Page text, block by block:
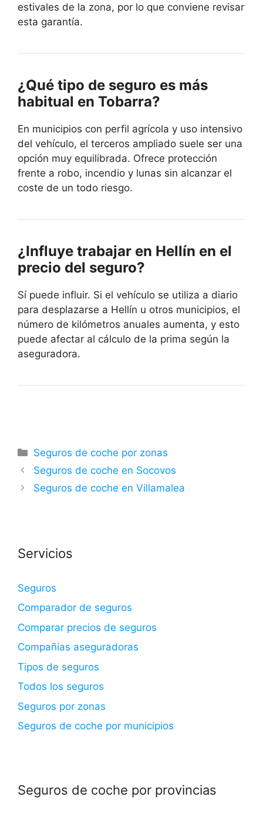
estivales de la zona, por lo que conviene revisar
esta garantía.
¿Qué tipo de seguro es más
habitual en Tobarra?
En municipios con perfil agrícola y uso intensivo
del vehículo, el terceros ampliado suele ser una
opción muy equilibrada. Ofrece protección
frente a robo, incendio y lunas sin alcanzar el
coste de un todo riesgo.
¿Influye trabajar en Hellín en el
precio del seguro?
Sí puede influir. Si el vehículo se utiliza a diario
para desplazarse a Hellín u otros municipios, el
número de kilómetros anuales aumenta, y esto
puede afectar al cálculo de la prima según la
aseguradora.
Categorías
Seguros de coche por zonas
Seguros de coche en Socovos
Seguros de coche en Villamalea
Servicios
Seguros
Comparador de seguros
Comparar precios de seguros
Compañías aseguradoras
Tipos de seguros
Todos los seguros
Seguros por zonas
Seguros de coche por municipios
Seguros de coche por provincias